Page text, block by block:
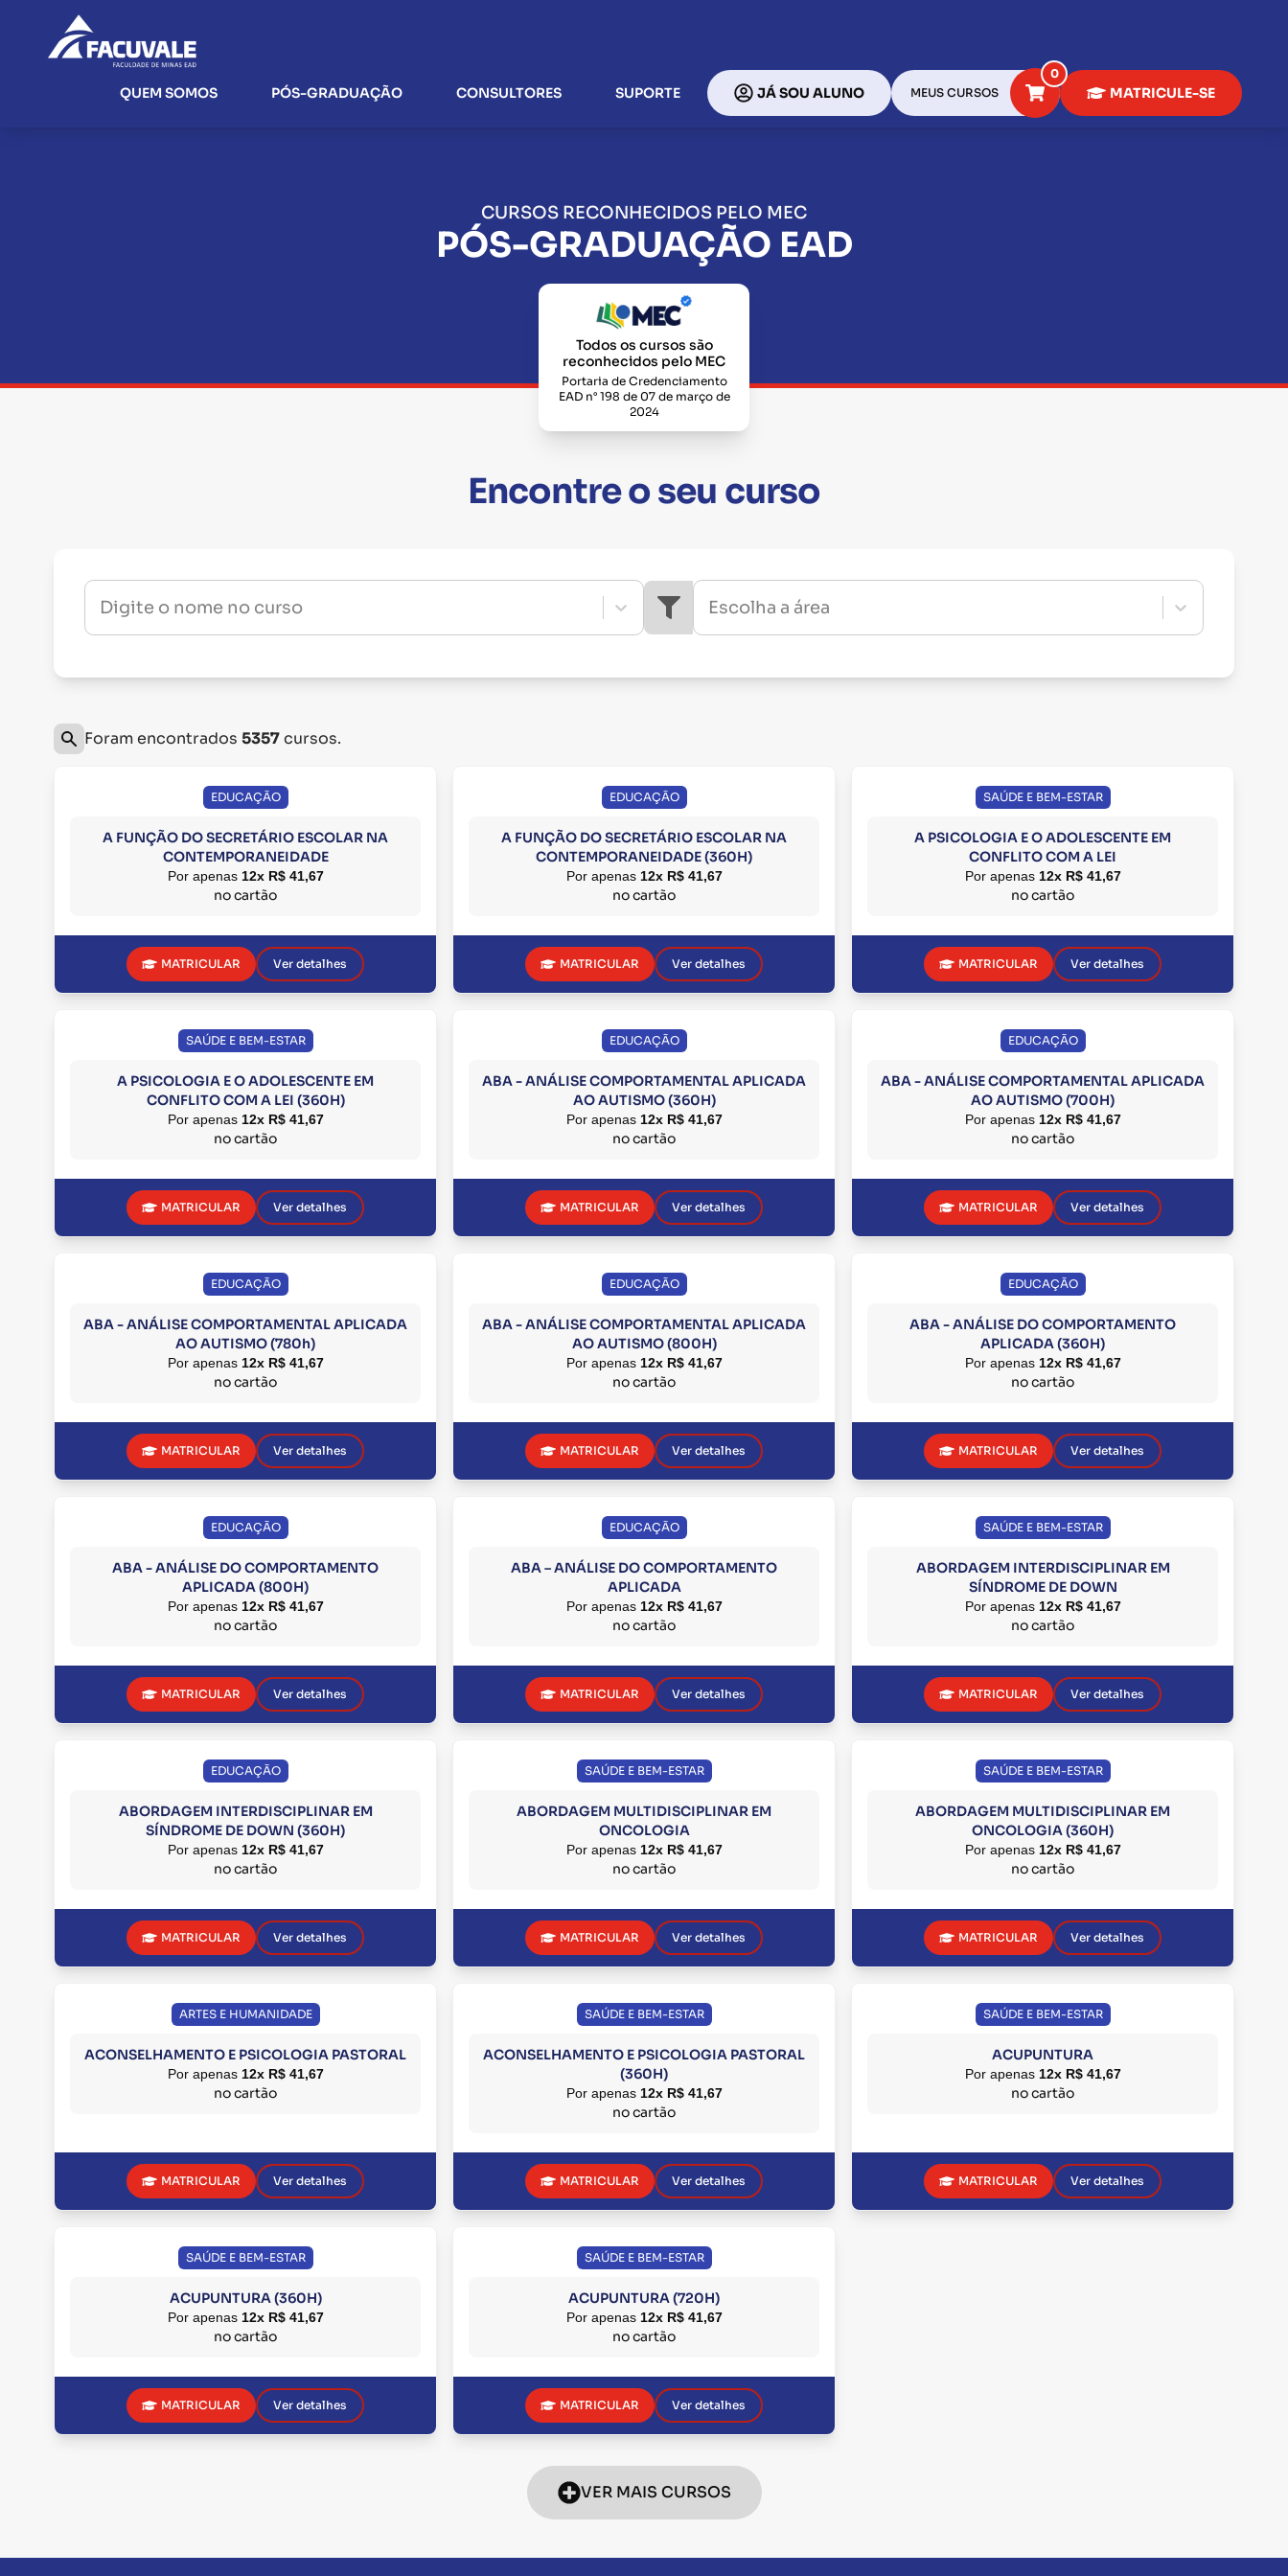
QUEM SOMOS PÓS-GRADUAÇÃO CONSULTORES SUPORTE JÁ SOU ALUNO MEUS CURSOS
0
MATRICULE-SE
CURSOS RECONHECIDOS PELO MEC
PÓS-GRADUAÇÃO EAD
Todos os cursos são
reconhecidos pelo MEC
Portaria de Credenciamento
EAD n° 198 de 07 de março de
2024
Encontre o seu curso
Digite o nome no curso Escolha a área
Foram encontrados 5357cursos.
EDUCAÇÃO
A FUNÇÃO DO SECRETÁRIO ESCOLAR NA
CONTEMPORANEIDADE
Por apenas 12x R$ 41,67
no cartão
MATRICULAR Ver detalhes
EDUCAÇÃO
A FUNÇÃO DO SECRETÁRIO ESCOLAR NA
CONTEMPORANEIDADE (360H)
Por apenas 12x R$ 41,67
no cartão
MATRICULAR Ver detalhes
SAÚDE E BEM-ESTAR
A PSICOLOGIA E O ADOLESCENTE EM
CONFLITO COM A LEI
Por apenas 12x R$ 41,67
no cartão
MATRICULAR Ver detalhes
SAÚDE E BEM-ESTAR
A PSICOLOGIA E O ADOLESCENTE EM
CONFLITO COM A LEI (360H)
Por apenas 12x R$ 41,67
no cartão
MATRICULAR Ver detalhes
EDUCAÇÃO
ABA - ANÁLISE COMPORTAMENTAL APLICADA
AO AUTISMO (360H)
Por apenas 12x R$ 41,67
no cartão
MATRICULAR Ver detalhes
EDUCAÇÃO
ABA - ANÁLISE COMPORTAMENTAL APLICADA
AO AUTISMO (700H)
Por apenas 12x R$ 41,67
no cartão
MATRICULAR Ver detalhes
EDUCAÇÃO
ABA - ANÁLISE COMPORTAMENTAL APLICADA
AO AUTISMO (780h)
Por apenas 12x R$ 41,67
no cartão
MATRICULAR Ver detalhes
EDUCAÇÃO
ABA - ANÁLISE COMPORTAMENTAL APLICADA
AO AUTISMO (800H)
Por apenas 12x R$ 41,67
no cartão
MATRICULAR Ver detalhes
EDUCAÇÃO
ABA - ANÁLISE DO COMPORTAMENTO
APLICADA (360H)
Por apenas 12x R$ 41,67
no cartão
MATRICULAR Ver detalhes
EDUCAÇÃO
ABA - ANÁLISE DO COMPORTAMENTO
APLICADA (800H)
Por apenas 12x R$ 41,67
no cartão
MATRICULAR Ver detalhes
EDUCAÇÃO
ABA – ANÁLISE DO COMPORTAMENTO
APLICADA
Por apenas 12x R$ 41,67
no cartão
MATRICULAR Ver detalhes
SAÚDE E BEM-ESTAR
ABORDAGEM INTERDISCIPLINAR EM
SÍNDROME DE DOWN
Por apenas 12x R$ 41,67
no cartão
MATRICULAR Ver detalhes
EDUCAÇÃO
ABORDAGEM INTERDISCIPLINAR EM
SÍNDROME DE DOWN (360H)
Por apenas 12x R$ 41,67
no cartão
MATRICULAR Ver detalhes
SAÚDE E BEM-ESTAR
ABORDAGEM MULTIDISCIPLINAR EM
ONCOLOGIA
Por apenas 12x R$ 41,67
no cartão
MATRICULAR Ver detalhes
SAÚDE E BEM-ESTAR
ABORDAGEM MULTIDISCIPLINAR EM
ONCOLOGIA (360H)
Por apenas 12x R$ 41,67
no cartão
MATRICULAR Ver detalhes
ARTES E HUMANIDADE
ACONSELHAMENTO E PSICOLOGIA PASTORAL
Por apenas 12x R$ 41,67
no cartão
MATRICULAR Ver detalhes
SAÚDE E BEM-ESTAR
ACONSELHAMENTO E PSICOLOGIA PASTORAL
(360H)
Por apenas 12x R$ 41,67
no cartão
MATRICULAR Ver detalhes
SAÚDE E BEM-ESTAR
ACUPUNTURA
Por apenas 12x R$ 41,67
no cartão
MATRICULAR Ver detalhes
SAÚDE E BEM-ESTAR
ACUPUNTURA (360H)
Por apenas 12x R$ 41,67
no cartão
MATRICULAR Ver detalhes
SAÚDE E BEM-ESTAR
ACUPUNTURA (720H)
Por apenas 12x R$ 41,67
no cartão
MATRICULAR Ver detalhes
VER MAIS CURSOS